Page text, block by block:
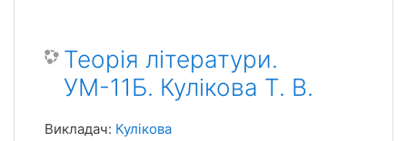
Теорія літератури.
УМ-11Б. Кулікова Т. В.
Викладач: Кулікова